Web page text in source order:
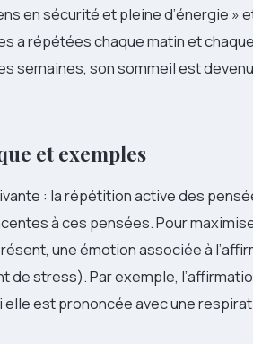
en sécurité et pleine d’énergie
a répétées chaque matin et
semaines, son sommeil est
et exemples
: la répétition active des
à ces pensées. Pour
une émotion associée à
de stress). Par exemple,
est prononcée avec une